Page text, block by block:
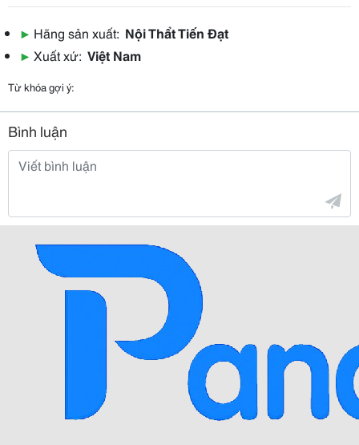
▶ Hãng sản xuất: Nội Thẩt Tiến Đạt
▶ Xuất xứ: Việt Nam
Từ khóa gợi ý:
Bình luận